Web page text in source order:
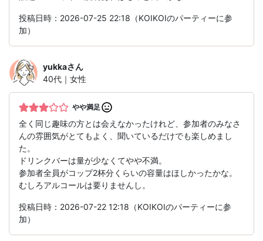
投稿日時：2026-07-25 22:18（KOIKOIのパーティーに参
加）
yukkaさん
40代｜女性
やや満足
全く同じ趣味の方とは会えなかったけれど、参加者のみなさ
んの雰囲気がとてもよく、聞いているだけでも楽しめまし
た。
ドリンクバーは量が少なくてやや不満。
参加者全員がコップ2杯分くらいの容量はほしかったかな。
むしろアルコールは要りませんし。
投稿日時：2026-07-22 12:18（KOIKOIのパーティーに参
加）